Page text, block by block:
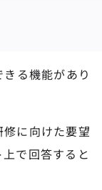
る機能があり
に向けた要望
で回答すると